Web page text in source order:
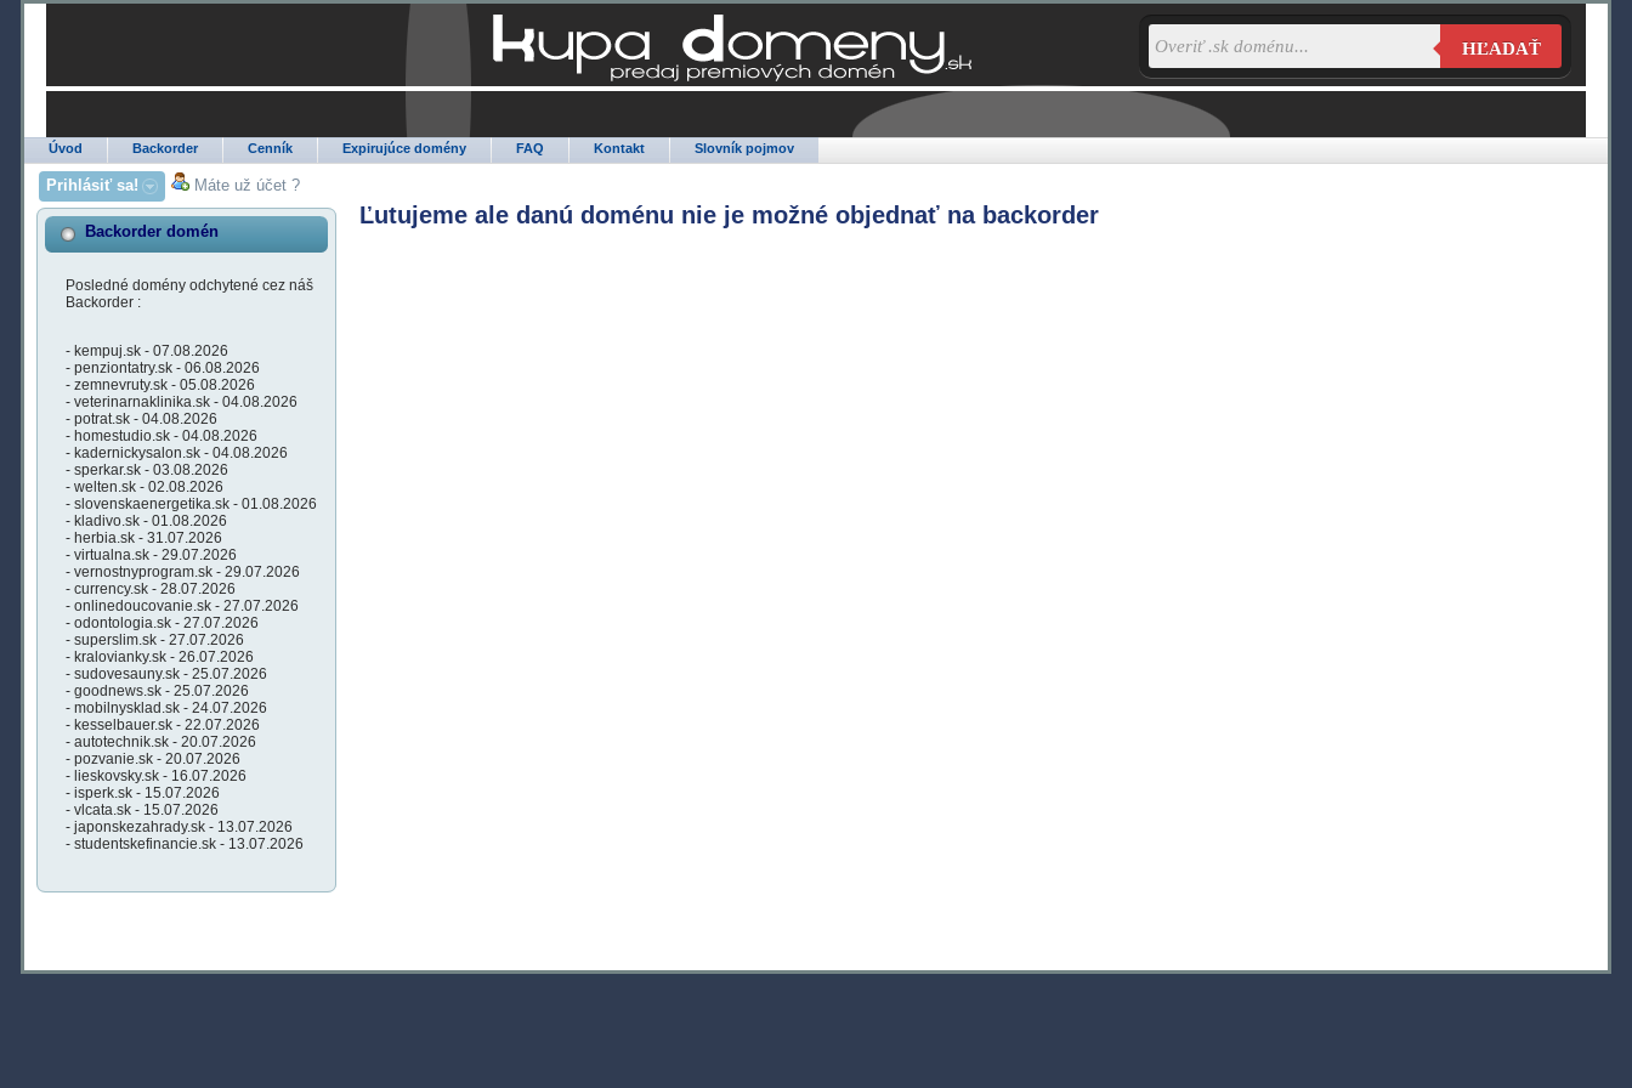
Úvod Backorder Cenník Expirujúce domény FAQ Kontakt Slovník pojmov
HĽADAŤ
Prihlásiť sa! Máte už účet ?
Backorder domén
Posledné domény odchytené cez náš
Backorder :
- kempuj.sk - 07.08.2026
- penziontatry.sk - 06.08.2026
- zemnevruty.sk - 05.08.2026
- veterinarnaklinika.sk - 04.08.2026
- potrat.sk - 04.08.2026
- homestudio.sk - 04.08.2026
- kadernickysalon.sk - 04.08.2026
- sperkar.sk - 03.08.2026
- welten.sk - 02.08.2026
- slovenskaenergetika.sk - 01.08.2026
- kladivo.sk - 01.08.2026
- herbia.sk - 31.07.2026
- virtualna.sk - 29.07.2026
- vernostnyprogram.sk - 29.07.2026
- currency.sk - 28.07.2026
- onlinedoucovanie.sk - 27.07.2026
- odontologia.sk - 27.07.2026
- superslim.sk - 27.07.2026
- kralovianky.sk - 26.07.2026
- sudovesauny.sk - 25.07.2026
- goodnews.sk - 25.07.2026
- mobilnysklad.sk - 24.07.2026
- kesselbauer.sk - 22.07.2026
- autotechnik.sk - 20.07.2026
- pozvanie.sk - 20.07.2026
- lieskovsky.sk - 16.07.2026
- isperk.sk - 15.07.2026
- vlcata.sk - 15.07.2026
- japonskezahrady.sk - 13.07.2026
- studentskefinancie.sk - 13.07.2026
Ľutujeme ale danú doménu nie je možné objednať na backorder